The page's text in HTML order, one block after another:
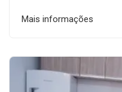
Mais informações